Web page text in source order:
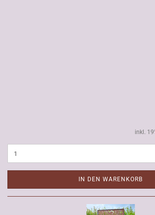
inkl.
IN DEN WARENKORB